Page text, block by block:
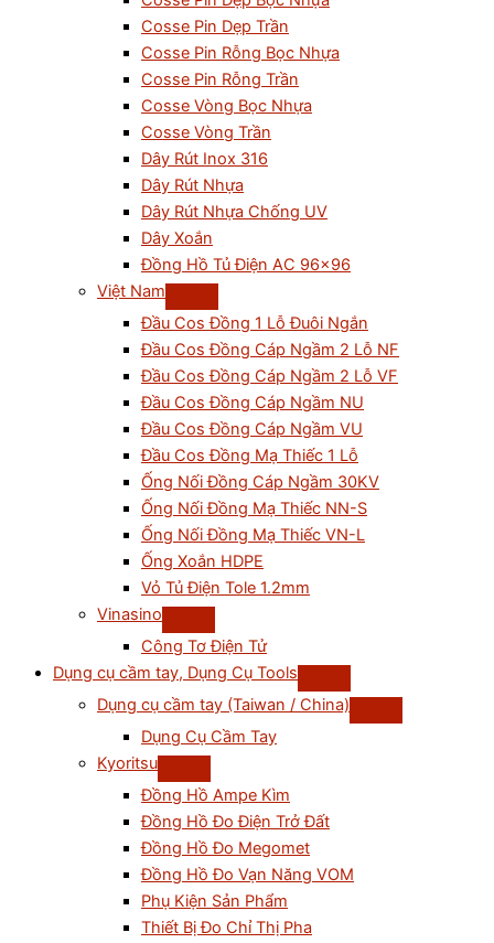
Cosse Pin Dẹp Trần
Cosse Pin Rỗng Bọc Nhựa
Cosse Pin Rỗng Trần
Cosse Vòng Bọc Nhựa
Cosse Vòng Trần
Dây Rút Inox 316
Dây Rút Nhựa
Dây Rút Nhựa Chống UV
Dây Xoắn
Đồng Hồ Tủ Điện AC 96×96
Việt Nam
Đầu Cos Đồng 1 Lỗ Đuôi Ngắn
Đầu Cos Đồng Cáp Ngầm 2 Lỗ NF
Đầu Cos Đồng Cáp Ngầm 2 Lỗ VF
Đầu Cos Đồng Cáp Ngầm NU
Đầu Cos Đồng Cáp Ngầm VU
Đầu Cos Đồng Mạ Thiếc 1 Lỗ
Ống Nối Đồng Cáp Ngầm 30KV
Ống Nối Đồng Mạ Thiếc NN-S
Ống Nối Đồng Mạ Thiếc VN-L
Ống Xoắn HDPE
Vỏ Tủ Điện Tole 1.2mm
Vinasino
Công Tơ Điện Tử
Dụng cụ cầm tay, Dụng Cụ Tools
Dụng cụ cầm tay (Taiwan / China)
Dụng Cụ Cầm Tay
Kyoritsu
Đồng Hồ Ampe Kìm
Đồng Hồ Đo Điện Trở Đất
Đồng Hồ Đo Megomet
Đồng Hồ Đo Vạn Năng VOM
Phụ Kiện Sản Phẩm
Thiết Bị Đo Chỉ Thị Pha